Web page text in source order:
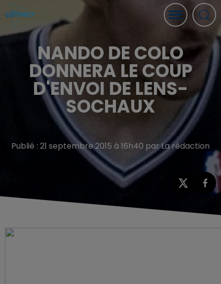
NANDO DE COLO
DONNERA LE COUP
D'ENVOI DE LENS-
SOCHAUX
Publié : 21 septembre 2015 à 16h40 par La rédaction